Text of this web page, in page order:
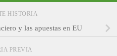
HISTORIA
y las apuestas en EU
PREVIA